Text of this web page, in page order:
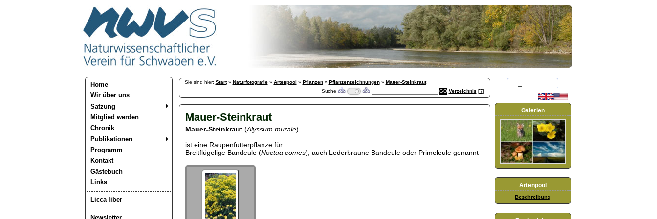
Home
Wir über uns
Satzung
Mitglied werden
Chronik
Publikationen
Programm
Kontakt
Gästebuch
Links
Licca liber
Newsletter
Sie sind hier: Start» Naturfotografie» Artenpool » Pflanzen» Pflanzenzeichnungen» Mauer-Steinkraut
Suche
Verzeichnis [?]
Mauer-Steinkraut
Mauer-Steinkraut (Alyssum murale)
ist eine Raupenfutterpflanze für:
Breitflügelige Bandeule (Noctua comes), auch Lederbraune Bandeule oder Primeleule genannt
Galerien
Artenpool
Beschreibung